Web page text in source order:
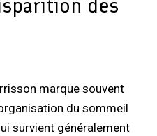
des
marque souvent
du sommeil
survient généralement